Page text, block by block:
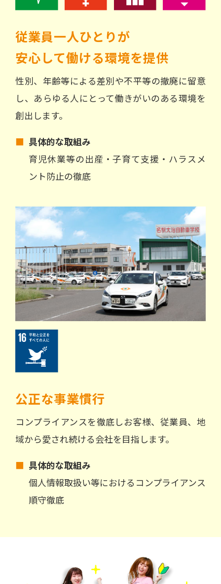
従業員一人ひとりが
安心して働ける環境を提供
性別、年齢等による差別や不平等の撤廃に留意
し、あらゆる人にとって働きがいのある環境を
創出します。
■ 具体的な取組み
育児休業等の出産・子育て支援・ハラスメ
ント防止の徹底
公正な事業慣行
コンプライアンスを徹底しお客様、従業員、地
域から愛され続ける会社を目指します。
■ 具体的な取組み
個人情報取扱い等におけるコンプライアンス
順守徹底